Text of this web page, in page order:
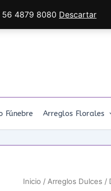
Fúnebre Arreglos Florales
Inicio / Arreglos Dulces /
56 4879 8080 Descartar